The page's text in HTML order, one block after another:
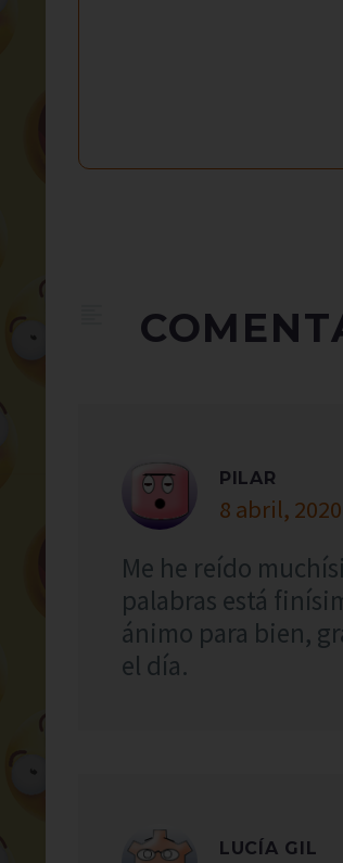
PILAR
8 abril,
Me he reído
palabras está
ánimo para bien,
el día.
LUCÍA GIL